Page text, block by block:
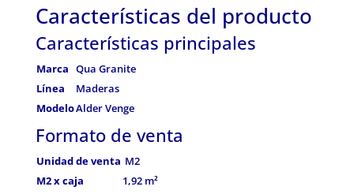
Características del producto
Características principales
Marca Qua Granite
Línea
Maderas
ModeloAlder Venge
Formato de venta
Unidad de venta M2
M2 x caja
1,92 m²